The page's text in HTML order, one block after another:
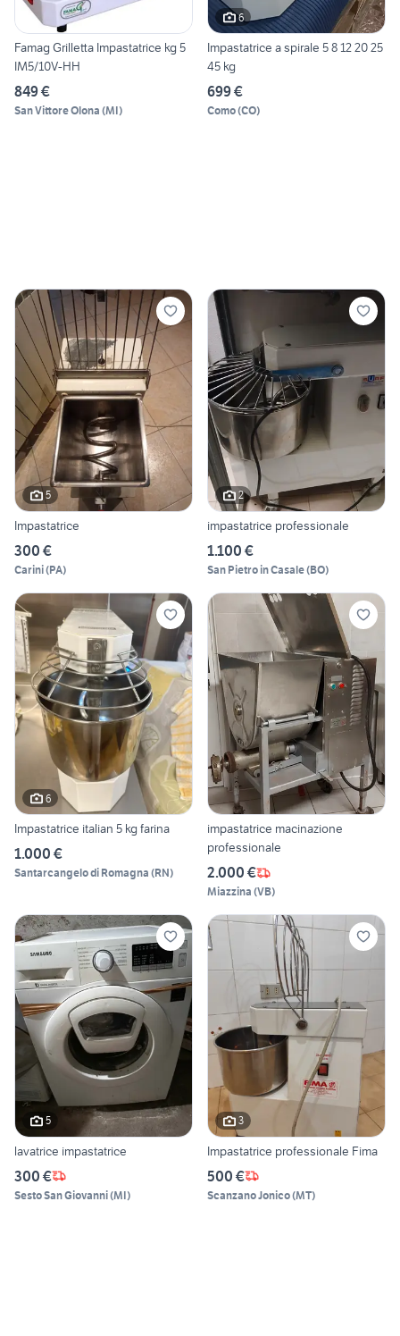
Famag Grilletta Impastatrice kg 5
IM5/10V-HH
849 €
San Vittore Olona (MI)
6
Impastatrice a spirale 5 8 12 20 25
45 kg
699 €
Como(CO)
5
Impastatrice
300 €
Carini(PA)
2
impastatrice professionale
1.100 €
San Pietro in Casale(BO)
6
Impastatrice italian 5 kg farina
1.000 €
Santarcangelo di Romagna (RN)
impastatrice macinazione
professionale
2.000 €
Miazzina (VB)
5
lavatrice impastatrice
300 €
Sesto San Giovanni(MI)
3
Impastatrice professionale Fima
500 €
Scanzano Jonico(MT)